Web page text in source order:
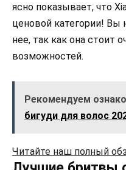
ясно показывает, что
ценовой категории! Вы
нее, так как она стоит
возможностей.
Рекомендуем
бигуди для волос
Читайте наш полный